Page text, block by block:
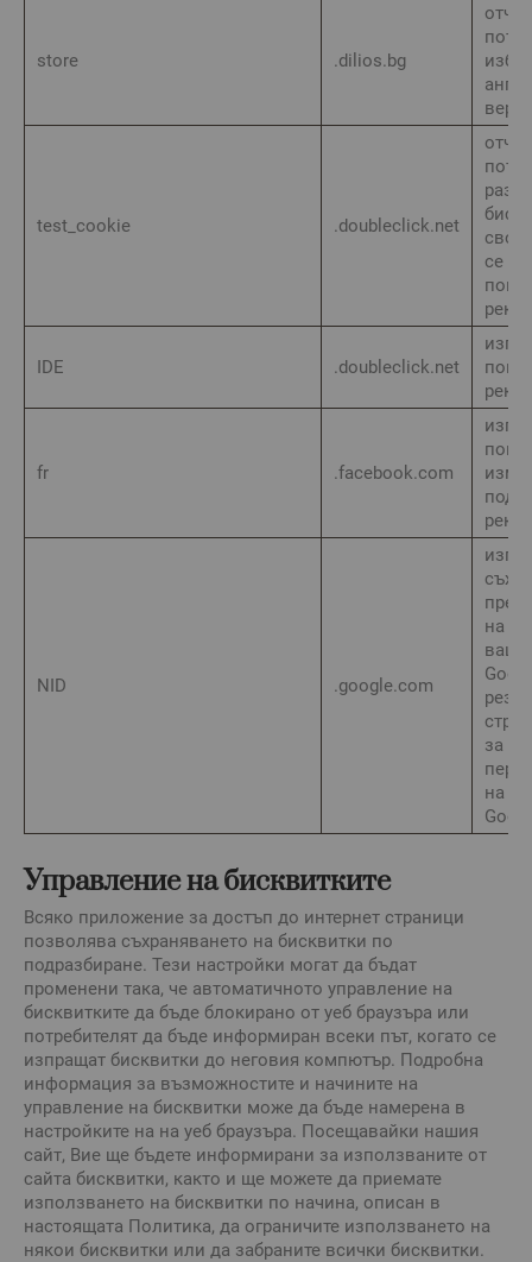
store .dilios.bg
test_cookie .doubleclick.net
своя
се
IDE .doubleclick.net
fr .facebook.com
NID .google.com
на
за
на
Управление на бисквитките
Всяко приложение за достъп до интернет страници
позволява съхраняването на бисквитки по
подразбиране. Тези настройки могат да бъдат
променени така, че автоматичното управление на
бисквитките да бъде блокирано от уеб браузъра или
потребителят да бъде информиран всеки път, когато се
изпращат бисквитки до неговия компютър. Подробна
информация за възможностите и начините на
управление на бисквитки може да бъде намерена в
настройките на на уеб браузъра. Посещавайки нашия
сайт, Вие ще бъдете информирани за използваните от
сайта бисквитки, както и ще можете да приемате
използването на бисквитки по начина, описан в
настоящата Политика, да ограничите използването на
някои бисквитки или да забраните всички бисквитки.